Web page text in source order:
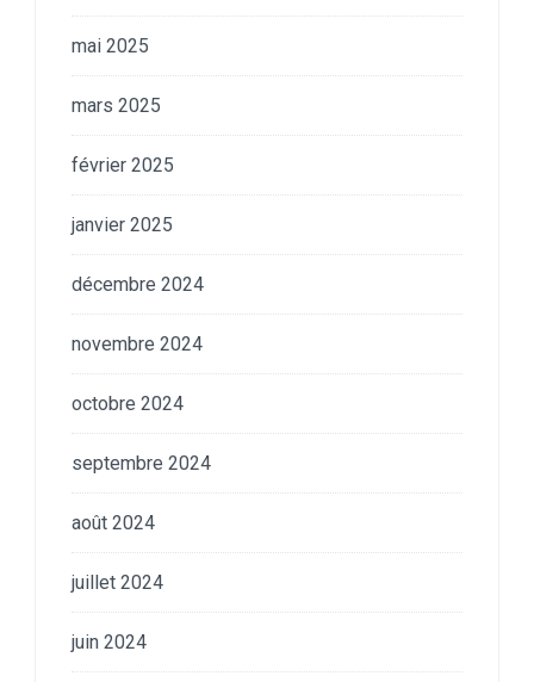
mai 2025
mars 2025
février 2025
janvier 2025
décembre 2024
novembre 2024
octobre 2024
septembre 2024
août 2024
juillet 2024
juin 2024